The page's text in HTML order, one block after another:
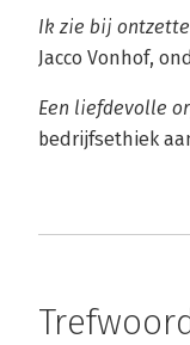
Ik zie bij
Jacco Vonhof,
Een liefdevolle
bedrijfsethiek